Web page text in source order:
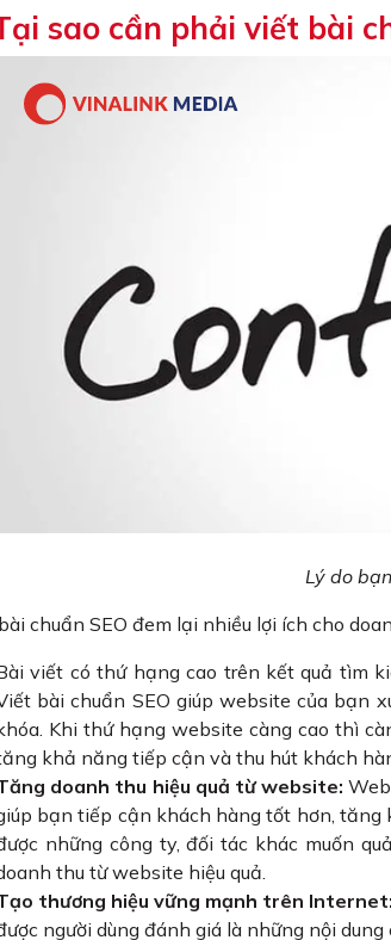
sao cần phải viết bài
Lý do
chuẩn SEO đem lại nhiều lợi ích cho
viết có thứ hạng cao trên kết quả tìm
bài chuẩn SEO giúp website của bạn
Khi thứ hạng website càng cao thì
khả năng tiếp cận và thu hút khách
doanh thu hiệu quả từ website:
bạn tiếp cận khách hàng tốt hơn, tăng
những công ty, đối tác khác muốn
thu từ website hiệu quả.
thương hiệu vững mạnh trên Internet:
người dùng đánh giá là những nội